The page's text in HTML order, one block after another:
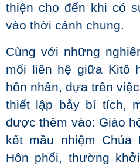
thiện cho đến khi có
vào thời cánh chung.
Cùng với những
mối liên hệ giữa Kitô
hôn nhân, dựa trên
thiết lập bảy bí tích,
được thêm vào: Giáo
kết mầu nhiệm
Hôn phối, thường